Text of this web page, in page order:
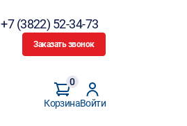
+7 (3822) 52-34-73
Заказать звонок
Корзина
0
Войти